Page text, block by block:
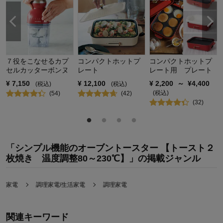
７役をこなせるカプ
セルカッターボンヌ
¥ 7,150
(税込)
(54)
コンパクトホットプ
レート
¥ 12,100
(税込)
(42)
コンパクトホットプ
レート用 プレート
¥ 2,200 ～ ¥4,400
(税込)
(32)
「シンプル機能のオーブントースター 【トースト２
枚焼き 温度調整80～230℃】」の掲載ジャンル
家電 調理家電/生活家電 調理家電
関連キーワード